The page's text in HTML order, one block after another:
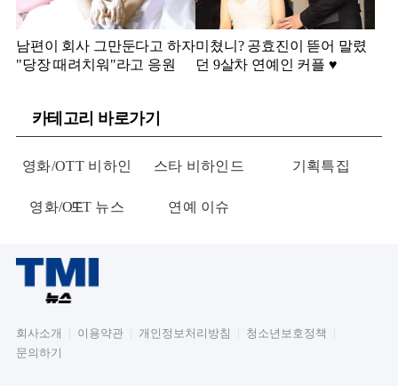
남편이 회사 그만둔다고 하자
"당장 때려치워"라고 응원
미쳤니? 공효진이 뜯어 말렸
던 9살차 연예인 커플 ♥️
카테고리 바로가기
영화/OTT 비하인
드
스타 비하인드 기획특집
영화/OTT 뉴스 연예 이슈
회사소개 이용약관 개인정보처리방침
청소년보호정책
문의하기